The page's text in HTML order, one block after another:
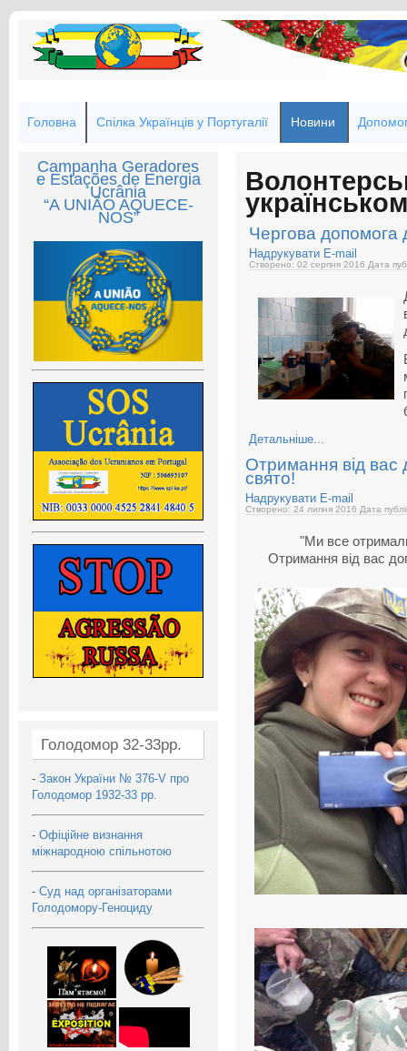
Головна Спілка Українців у Португалії Новини
Campanha Geradores
e Estações de Energia
Ucrânia
“A UNIÃO AQUECE-
NOS”
Голодомор 32-33рр.
- Закон України № 376-V про
Голодомор 1932-33 рр.
- Офіційне визнання
міжнародною спільнотою
- Суд над організаторами
Голодомору-Геноциду
Чергова допомога
Надрукувати E-mail
Створено: 02 серпня 2016 Дата
Детальніше...
Отримання від вас
свято!
Надрукувати E-mail
Створено: 24 липня 2016 Дата
"Ми все
Отримання від вас